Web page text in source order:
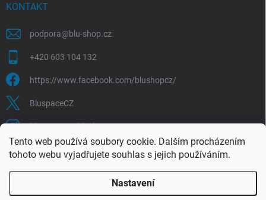
Tento web používá soubory cookie. Dalším procházením
tohoto webu vyjadřujete souhlas s jejich používáním.
Nastavení
KONTAKT
podpora@blu-shop.cz
+420 603 104 132
https://www.facebook.com/blushopcz/
BluspaceCZ
bluspace.cz_blushop.cz
Blu-space.cz Blu-shop.cz Štěpán Čermák